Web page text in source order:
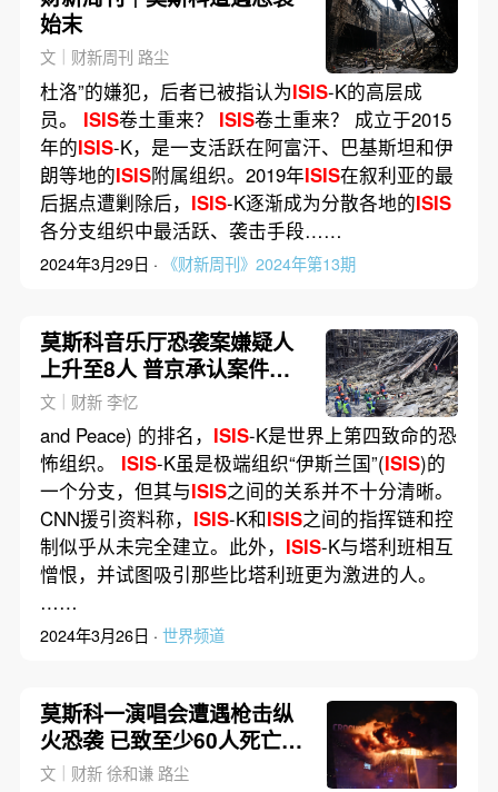
始末
文｜财新周刊 路尘
杜洛”的嫌犯，后者已被指认为ISIS-K的高层成
员。 ISIS卷土重来？ ISIS卷土重来？ 成立于2015
年的ISIS-K，是一支活跃在阿富汗、巴基斯坦和伊
朗等地的ISIS附属组织。2019年ISIS在叙利亚的最
后据点遭剿除后， ISIS-K逐渐成为分散各地的ISIS
各分支组织中最活跃、袭击手段……
2024年3月29日 · 《财新周刊》2024年第13期
莫斯科音乐厅恐袭案嫌疑人
上升至8人 普京承认案件由
“激进伊斯兰分子”所为
文｜财新 李忆
and Peace) 的排名， ISIS-K是世界上第四致命的恐
怖组织。 ISIS-K虽是极端组织“伊斯兰国”(ISIS)的
一个分支，但其与ISIS之间的关系并不十分清晰。
CNN援引资料称， ISIS-K和ISIS之间的指挥链和控
制似乎从未完全建立。此外， ISIS-K与塔利班相互
憎恨，并试图吸引那些比塔利班更为激进的人。
……
2024年3月26日 · 世界频道
莫斯科一演唱会遭遇枪击纵
火恐袭 已致至少60人死亡逾
百人受伤
文｜财新 徐和谦 路尘